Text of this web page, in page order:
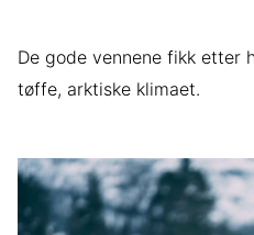
De gode vennene fikk etter
tøffe, arktiske klimaet.